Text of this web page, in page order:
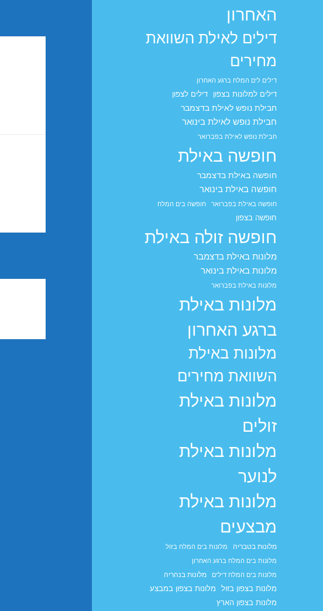
האחרון
דילים לאילת השוואת
מחירים
דילים לים המלח ברגע האחרון
דילים למלונות בצפון דילים לצפון
חבילת נופש לאילת בדצמבר
חבילת נופש לאילת בינואר
חבילת נופש לאילת בפברואר
חופשה באילת
חופשה באילת בדצמבר
חופשה באילת בינואר
חופשה באילת בפברואר חופשה בים המלח
חופשה בצפון
חופשה זולה באילת
מלונות באילת בדצמבר
מלונות באילת בינואר
מלונות באילת בפברואר
מלונות באילת
ברגע האחרון
מלונות באילת
השוואת מחירים
מלונות באילת
זולים
מלונות באילת
לנוער
מלונות באילת
מבצעים
מלונות בטבריה
מלונות בים המלח בזול
מלונות בים המלח ברגע האחרון
מלונות בים המלח דילים
מלונות בנהריה
מלונות בצפון בזול
מלונות בצפון במבצע
מלונות בצפון הארץ